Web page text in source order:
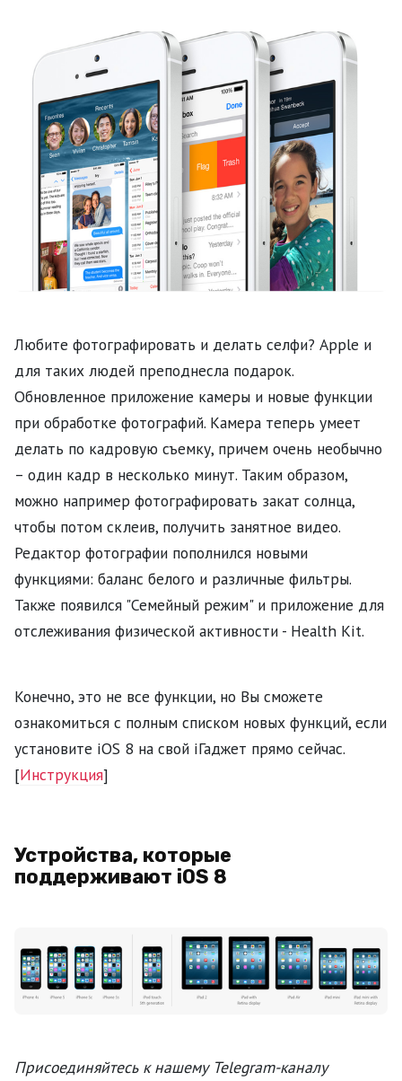
Любите фотографировать и делать селфи? Apple и
для таких людей преподнесла подарок.
Обновленное приложение камеры и новые функции
при обработке фотографий. Камера теперь умеет
делать по кадровую съемку, причем очень необычно
– один кадр в несколько минут. Таким образом,
можно например фотографировать закат солнца,
чтобы потом склеив, получить занятное видео.
Редактор фотографии пополнился новыми
функциями: баланс белого и различные фильтры.
Также появился "Семейный режим" и приложение для
отслеживания физической активности - Health Kit.
Конечно, это не все функции, но Вы сможете
ознакомиться с полным списком новых функций, если
установите iOS 8 на свой iГаджет прямо сейчас.
[Инструкция]
Устройства, которые
поддерживают iOS 8
Присоединяйтесь к нашему Telegram-каналу